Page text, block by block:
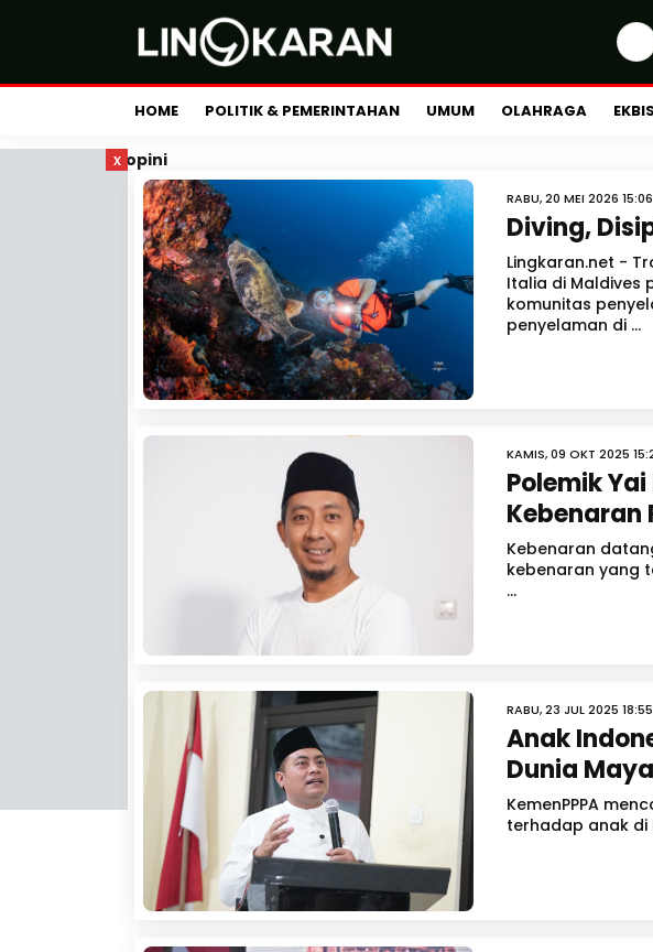
HOME POLITIK & PEMERINTAHAN UMUM OLAHRAGA EKBIS
x opini
RABU, 20 MEI 2026
Diving,
Lingkaran.net -
Italia di Maldives
komunitas
penyelaman di ...
KAMIS, 09 OKT 2025
Polemik
Kebenaran
Kebenaran
kebenaran yang
...
RABU, 23 JUL 2025
Anak
Dunia Maya
KemenPPPA
terhadap anak di